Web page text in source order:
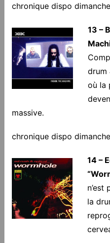
chronique dispo
13 –
drum
où la
massive.
chronique dispo
14 –
n’est
la